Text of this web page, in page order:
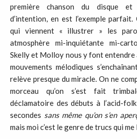
première chanson du disque et
d’intention, en est l’exemple
qui viennent « illustrer » les
atmosphère mi-inquiétante mi-
Skelly et Molloy nous y font entendre
mouvements mélodiques
relève presque du miracle. On ne
morceau qu’on s’est fait
déclamatoire des débuts à l’acid-
secondes sans même qu’on s’en
mais moi c’est le genre de trucs qui